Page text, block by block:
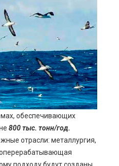
обеспечивающих
800 тыс. тонн/год.
отрасли: металлургия,